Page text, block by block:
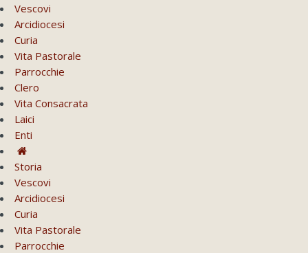
Vescovi
Arcidiocesi
Curia
Vita Pastorale
Parrocchie
Clero
Vita Consacrata
Laici
Enti
Storia
Vescovi
Arcidiocesi
Curia
Vita Pastorale
Parrocchie